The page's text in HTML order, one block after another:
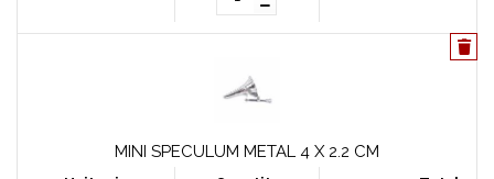
MINI SPECULUM METAL 4 X 2.2 CM